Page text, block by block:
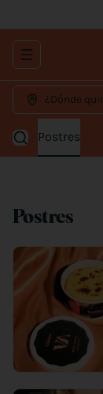
Abrir menu de
¿Dónde
Postres
Postres